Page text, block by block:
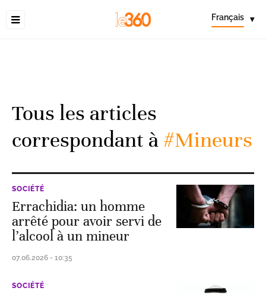
Français ▾
Tous les articles
correspondant à#Mineurs
SOCIÉTÉ
Errachidia: un homme
arrêté pour avoir servi de
l’alcool à un mineur
07.06.2026 - 10:35
SOCIÉTÉ